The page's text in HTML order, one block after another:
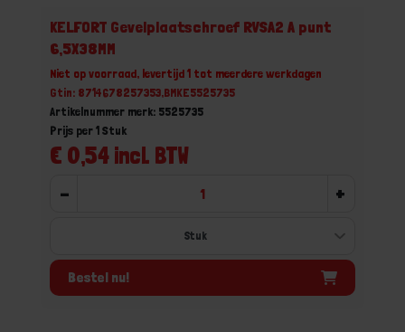
KELFORT Gevelplaatschroef RVSA2 A punt
6,5X38MM
Niet op voorraad, levertijd 1 tot meerdere werkdagen
Gtin: 8714678257353,BMKE5525735
Artikelnummer merk: 5525735
€ 0,54 incl. BTW
Prijs per 1 Stuk
- +
Bestel nu!